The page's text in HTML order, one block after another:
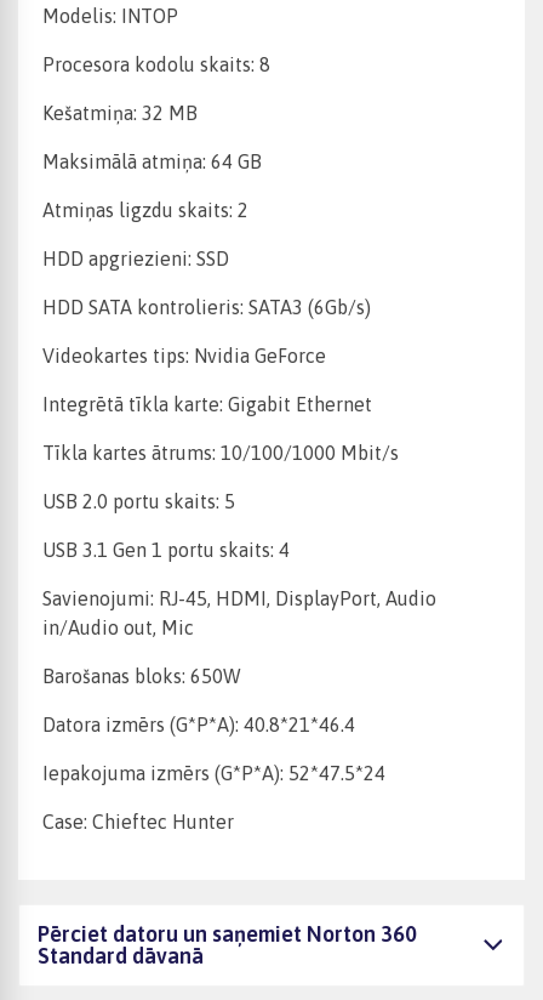
Modelis: INTOP
Procesora kodolu skaits: 8
Kešatmiņa: 32 MB
Maksimālā atmiņa: 64 GB
Atmiņas ligzdu skaits: 2
HDD apgriezieni: SSD
HDD SATA kontrolieris: SATA3 (6Gb/s)
Videokartes tips: Nvidia GeForce
Integrētā tīkla karte: Gigabit Ethernet
Tīkla kartes ātrums: 10/100/1000 Mbit/s
USB 2.0 portu skaits: 5
USB 3.1 Gen 1 portu skaits: 4
Savienojumi: RJ-45, HDMI, DisplayPort, Audio
in/Audio out, Mic
Barošanas bloks: 650W
Datora izmērs (G*P*A): 40.8*21*46.4
Iepakojuma izmērs (G*P*A): 52*47.5*24
Case: Chieftec Hunter
Pērciet datoru un saņemiet Norton 360
Standard dāvanā